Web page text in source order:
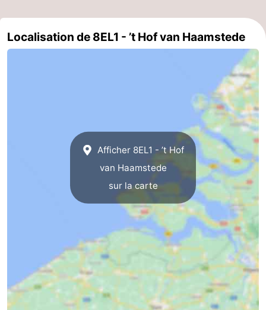
Nature
-
Localisation de 8EL1 - ’t Hof van Haamstede
Afficher 8EL1 - ’t Hof
van Haamstede
sur la carte